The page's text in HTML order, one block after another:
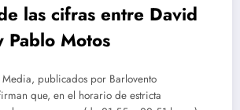
las cifras entre David
Pablo Motos
Media, publicados por Barlovento
que, en el horario de estricta